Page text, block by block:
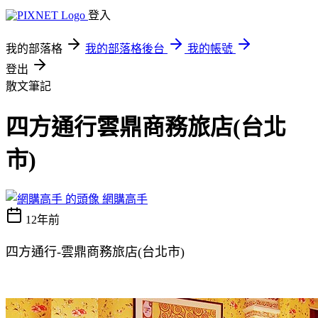
登入
我的部落格 我的部落格後台
我的帳號
登出
散文筆記
四方通行雲鼎商務旅店(台北
市)
網購高手
12年前
四方通行-雲鼎商務旅店(台北市)